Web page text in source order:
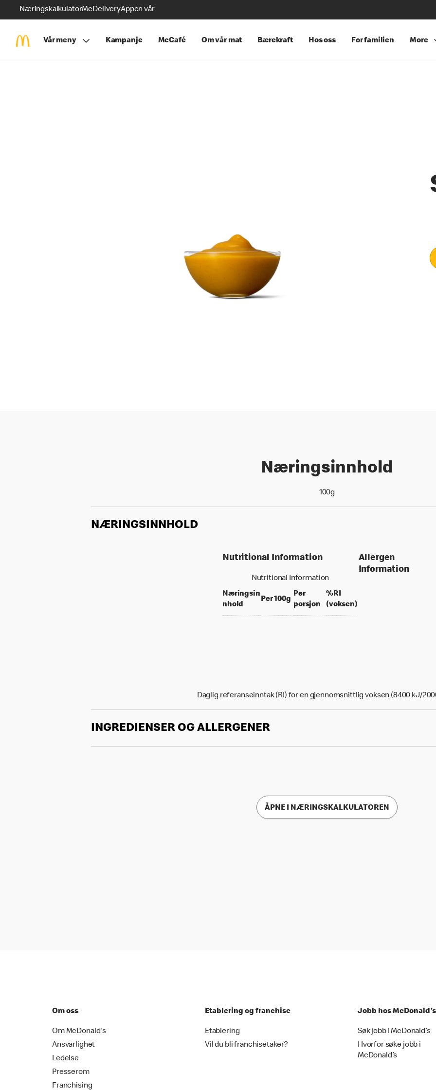
NæringskalkulatorMcDeliveryAppen vår
Vår meny Kampanje McCafé Om vår mat Bærekraft Hos oss For familien More
Næringsinnhold
100g
NÆRINGSINNHOLD
Nutritional Information
Nutritional Information
Næringsin
nhold
Per 100gper 100 grams
Per
porsjonper portion
%RI
(voksen)% daily value for an
Allergen
Information
Daglig referanseinntak (RI) for en gjennomsnittlig voksen (8400 kJ/
INGREDIENSER OG ALLERGENER
ÅPNE I NÆRINGSKALKULATOREN
Om oss
Om McDonald's
Ansvarlighet
Ledelse
Presserom
Franchising
Etablering og franchise
Etablering
Vil du bli franchisetaker?
Jobb hos McDonald's
Søk jobb i McDonald’s
Hvorfor søke jobb i
McDonald’s